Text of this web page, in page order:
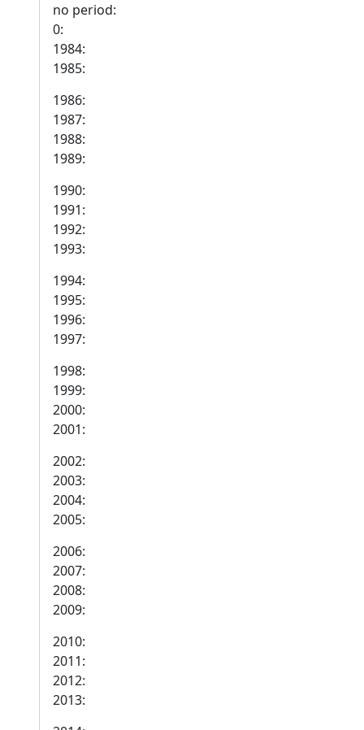
no period:
0:
1984:
1985:
1986:
1987:
1988:
1989:
1990:
1991:
1992:
1993:
1994:
1995:
1996:
1997:
1998:
1999:
2000:
2001:
2002:
2003:
2004:
2005:
2006:
2007:
2008:
2009:
2010:
2011:
2012:
2013: